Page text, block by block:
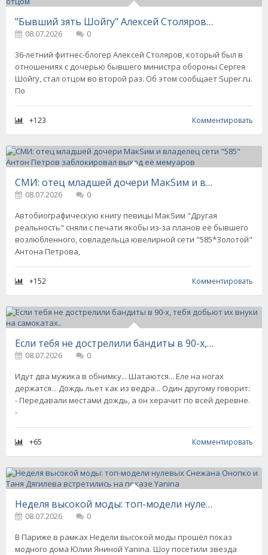
"Бывший зять Шойгу" Алексей Столяров во второй раз стал отцом
08.07.2026
0
36-летний фитнес-блогер Алексей Столяров, который был в
отношениях с дочерью бывшего министра обороны Сергея
Шойгу, стал отцом во второй раз. Об этом сообщает Super.ru.
По
+123 Комментировать
СМИ: отец младшей дочери МакSим и владелец сети "585" Антон Петров заблокировал выход её мемуаров
08.07.2026
0
Автобиографическую книгу певицы МакSим "Другая
реальность" сняли с печати якобы из-за планов её бывшего
возлюбленного, совладельца ювелирной сети "585*Золотой"
Антона Петрова,
+152 Комментировать
Если тебя не дострелили бандиты в 90-х, тебя добьют их внуки на самокатах..
08.07.2026
0
Идут два мужика в обнимку... Шатаются... Еле на ногах
держатся... Дождь льет как из ведра... Один другому говорит:
- Передавали местами дождь, а он херачит по всей деревне.
-
+65 Комментировать
Неделя высокой моды: топ-модели нулевых Снежана Онопко и Таня Дягилева встретились на показе Yanina
08.07.2026
0
В Париже в рамках Недели высокой моды прошёл показ
модного дома Юлии Яниной Yanina. Шоу посетили звезда